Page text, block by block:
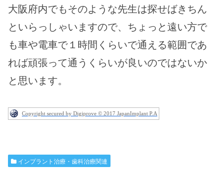
大阪府内でもそのような先生は探せばきちん
といらっしゃいますので、ちょっと遠い方で
も車や電車で１時間くらいで通える範囲であ
れば頑張って通うくらいが良いのではないか
と思います。
Copyright secured by Digiprove © 2017 JapanImplant P.A
インプラント治療・歯科治療関連